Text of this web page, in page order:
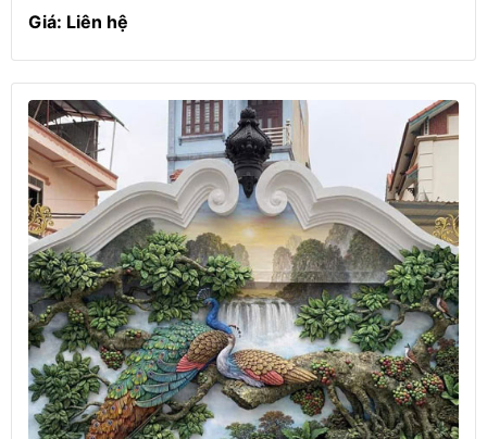
Giá: Liên hệ